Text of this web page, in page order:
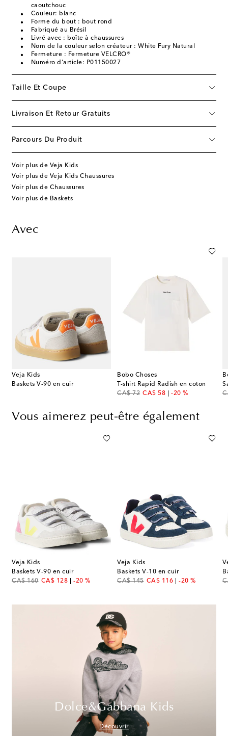
caoutchouc
Couleur: blanc
Forme du bout : bout rond
Fabriqué au Brésil
Livré avec : boîte à chaussures
Nom de la couleur selon créateur : White Fury Natural
Fermeture : Fermeture VELCRO®
Numéro d'article: P01150027
Taille Et Coupe
Livraison Et Retour Gratuits
Parcours Du Produit
Voir plus de Veja Kids
Voir plus de Veja Kids Chaussures
Voir plus de Chaussures
Voir plus de Baskets
Avec
Veja Kids
Baskets V-90 en cuir
Bobo Choses
T-shirt Rapid Radish en coton
CA$ 72
original price
CA$ 58
discount price
-20 %
Vous aimerez peut-être également
Veja Kids
Baskets V-90 en cuir
CA$ 160
original priceCA$ 128
discount price
-20 %
Veja Kids
Baskets V-10 en cuir
CA$ 145
original priceCA$ 116
discount price
-20 %
Dolce&Gabbana Kids
Découvrir